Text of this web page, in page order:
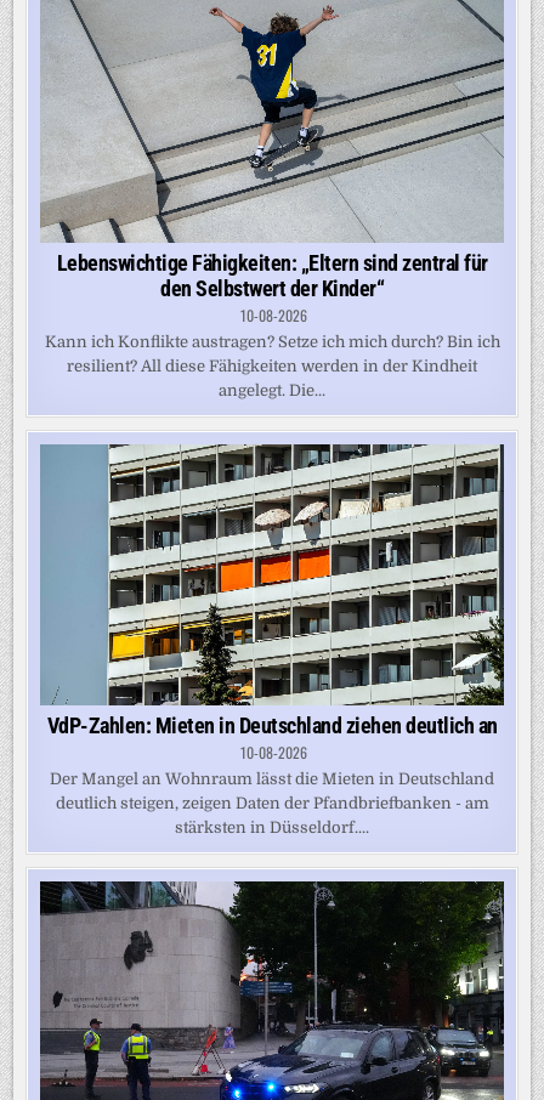
Lebenswichtige Fähigkeiten: „Eltern sind zentral für
den Selbstwert der Kinder“
10-08-2026
Kann ich Konflikte austragen? Setze ich mich durch? Bin ich
resilient? All diese Fähigkeiten werden in der Kindheit
angelegt. Die...
VdP-Zahlen: Mieten in Deutschland ziehen deutlich an
10-08-2026
Der Mangel an Wohnraum lässt die Mieten in Deutschland
deutlich steigen, zeigen Daten der Pfandbriefbanken - am
stärksten in Düsseldorf....